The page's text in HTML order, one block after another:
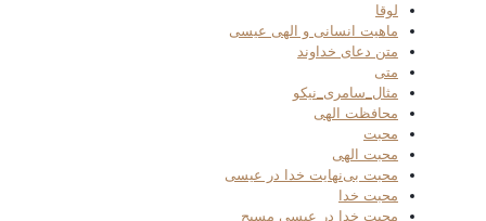
لوقا
ماهیت انسانی و الهی عیسی
متن دعای خداوند
متی
مثال_سامری_نیکو
محافظت الهی
محبت
محبت الهی
محبت بی‌نهایت خدا در عیسی
محبت خدا
محبت خدا در عیسی مسیح